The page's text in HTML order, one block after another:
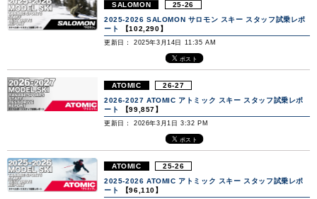
SALOMON
25-26
2025-2026 SALOMON サロモン スキー スタッフ試乗レポ
ート
【102,290】
更新日： 2025年3月14日 11:35 AM
ATOMIC
26-27
2026-2027 ATOMIC アトミック スキー スタッフ試乗レポ
ート
【99,857】
更新日： 2026年3月1日 3:32 PM
ATOMIC
25-26
2025-2026 ATOMIC アトミック スキー スタッフ試乗レポ
ート
【96,110】